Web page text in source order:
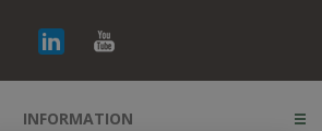
INFORMATION